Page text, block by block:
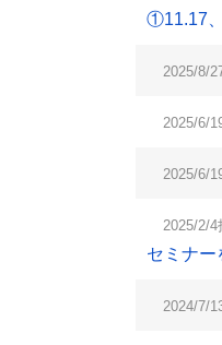
①11.17
2025/8/
2025/6/
2025/6/
2025/2/4
セミナー
2024/7/